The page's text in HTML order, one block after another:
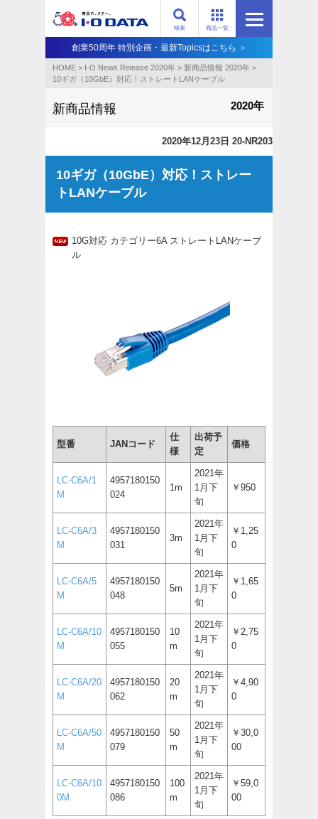
商品一覧
検索
創業50周年 特別企画・最新Topicsはこちら ＞
HOME > I-O News Release 2020年 > 新商品情報 2020年 >
10ギガ（10GbE）対応！ストレートLANケーブル
新商品情報 2020年
2020年12月23日 20-NR203
10ギガ（10GbE）対応！ストレー
トLANケーブル
10G対応 カテゴリー6A ストレートLANケーブ
ル
型番 JANコード
仕
様
出荷予
定
価格
LC-C6A/1
M
4957180150
024
1m
2021年
1月下
旬
￥950
LC-C6A/3
M
4957180150
031
3m
2021年
1月下
旬
￥1,25
0
LC-C6A/5
M
4957180150
048
5m
2021年
1月下
旬
￥1,65
0
LC-C6A/10
M
4957180150
055
10
m
2021年
1月下
旬
￥2,75
0
LC-C6A/20
M
4957180150
062
20
m
2021年
1月下
旬
￥4,90
0
LC-C6A/50
M
4957180150
079
50
m
2021年
1月下
旬
￥30,0
00
LC-C6A/10
0M
4957180150
086
100
m
2021年
1月下
旬
￥59,0
00